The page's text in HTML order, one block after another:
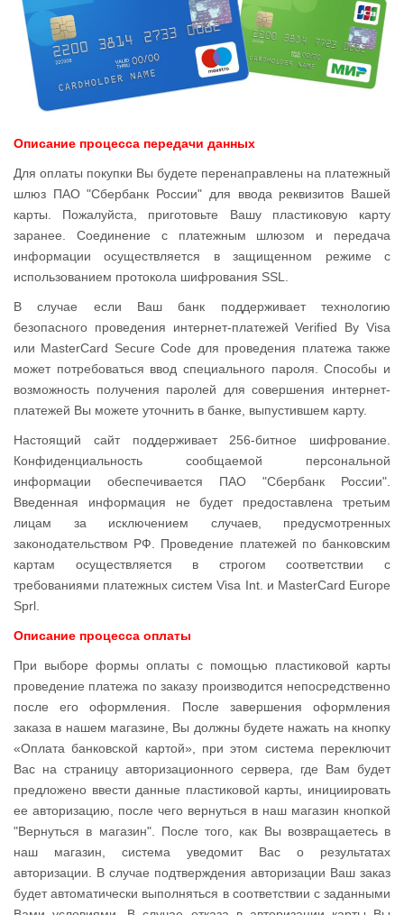
Описание процесса передачи данных
Для оплаты покупки Вы будете перенаправлены на платежный
шлюз ПАО "Сбербанк России" для ввода реквизитов Вашей
карты. Пожалуйста, приготовьте Вашу пластиковую карту
заранее. Соединение с платежным шлюзом и передача
информации осуществляется в защищенном режиме с
использованием протокола шифрования SSL.
В случае если Ваш банк поддерживает технологию
безопасного проведения интернет-платежей Verified By Visa
или MasterCard Secure Code для проведения платежа также
может потребоваться ввод специального пароля. Способы и
возможность получения паролей для совершения интернет-
платежей Вы можете уточнить в банке, выпустившем карту.
Настоящий сайт поддерживает 256-битное шифрование.
Конфиденциальность сообщаемой персональной
информации обеспечивается ПАО "Сбербанк России".
Введенная информация не будет предоставлена третьим
лицам за исключением случаев, предусмотренных
законодательством РФ. Проведение платежей по банковским
картам осуществляется в строгом соответствии с
требованиями платежных систем Visa Int. и MasterCard Europe
Sprl.
Описание процессa оплаты
При выборе формы оплаты с помощью пластиковой карты
проведение платежа по заказу производится непосредственно
после его оформления. После завершения оформления
заказа в нашем магазине, Вы должны будете нажать на кнопку
«Оплата банковской картой», при этом система переключит
Вас на страницу авторизационного сервера, где Вам будет
предложено ввести данные пластиковой карты, инициировать
ее авторизацию, после чего вернуться в наш магазин кнопкой
"Вернуться в магазин". После того, как Вы возвращаетесь в
наш магазин, система уведомит Вас о результатах
авторизации. В случае подтверждения авторизации Ваш заказ
будет автоматически выполняться в соответствии с заданными